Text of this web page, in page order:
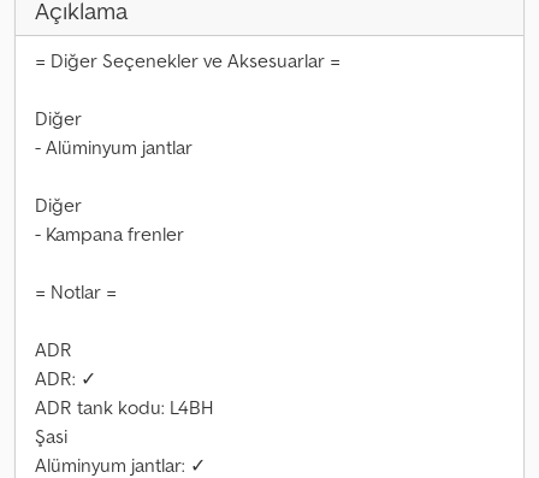
Açıklama
= Diğer Seçenekler ve Aksesuarlar =
Diğer
- Alüminyum jantlar
Diğer
- Kampana frenler
= Notlar =
ADR
ADR: ✓
ADR tank kodu: L4BH
Şasi
Alüminyum jantlar: ✓